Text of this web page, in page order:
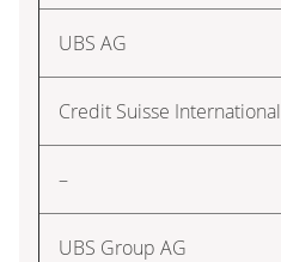
UBS AG
Credit Suisse International
–
UBS Group AG